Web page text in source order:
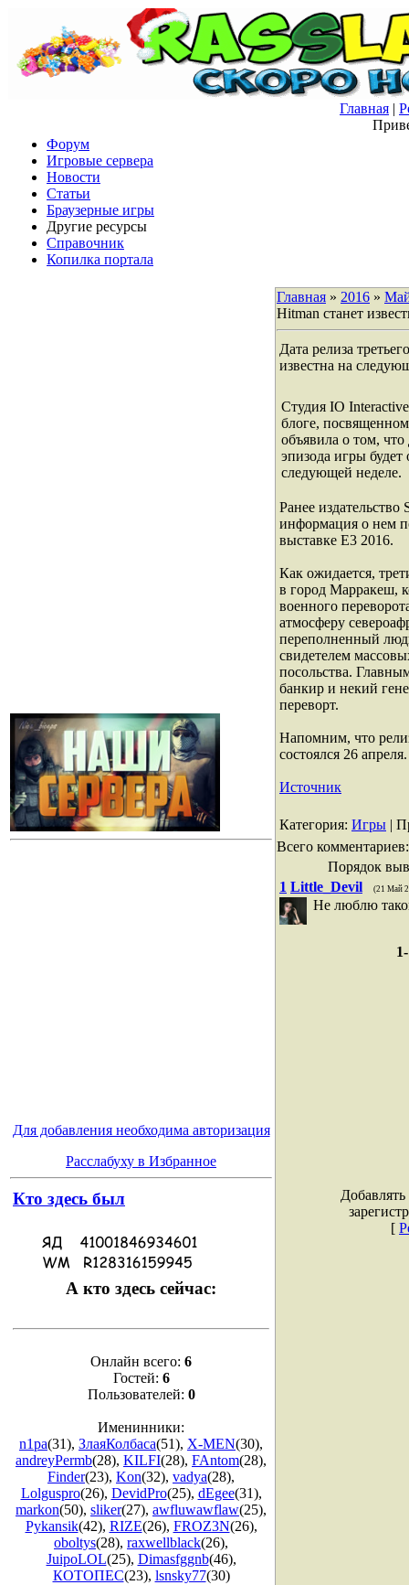
Главная |
Форум
Игровые сервера
Новости
Статьи
Браузерные игры
Другие ресурсы
Справочник
Копилка портала
Для добавления необходима авторизация
Расслабуху в Избранное
Кто здесь был
А кто здесь сейчас:
Онлайн всего: 6
Гостей: 6
Пользователей: 0
Именинники:
n1pa(31), ЗлаяКолбаса(51), X-MEN(30),
andreyPermb(28), KILFI(28), FAntom(28),
Finder(23), Kon(32), vadya(28),
Lolguspro(26), DevidPro(25), dEgee(31),
markon(50), sliker(27), awfluwawflaw(25),
Pykansik(42), RIZE(26), FROZ3N(26),
oboltys(28), raxwellblack(26),
JuipoLOL(25), Dimasfggnb(46),
КОТОПЕС(23), lsnsky77(30)
Главная » 2016 »
Hitman станет
Дата релиза
известна на
Студия IO
блоге,
объявила о том, что
эпизода игры будет
следующей неделе.
Ранее издательство
информация о нем
выставке E3 2016.
Как ожидается,
в город Марракеш,
военного
атмосферу
переполненный
свидетелем
посольства.
банкир и некий
переворт.
Напомним, что
состоялся 26
Источник
Категория: Игры |
Всего комментариев
Порядок
1 Little_Devil (21 Май
Не люблю
[